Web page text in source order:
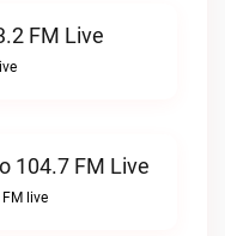
FM Live
104.7 FM Live
live